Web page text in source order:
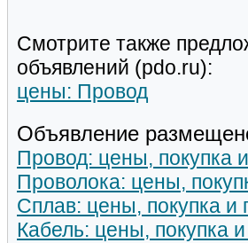
Смотрите также
объявлений (pdo.ru):
цены: Провод
Объявление
Провод: цены, покупка
Проволока: цены,
Сплав: цены, покупка и
Кабель: цены, покупка